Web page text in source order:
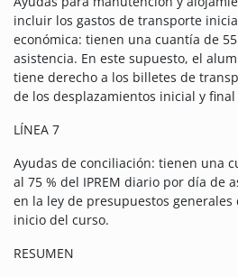
incluir los gastos de transporte
económica: tienen una cuantía de
asistencia. En este supuesto, el
tiene derecho a los billetes de
de los desplazamientos inicial y
LÍNEA 7
Ayudas de conciliación: tienen una
al 75 % del IPREM diario por día de
en la ley de presupuestos
inicio del curso.
RESUMEN